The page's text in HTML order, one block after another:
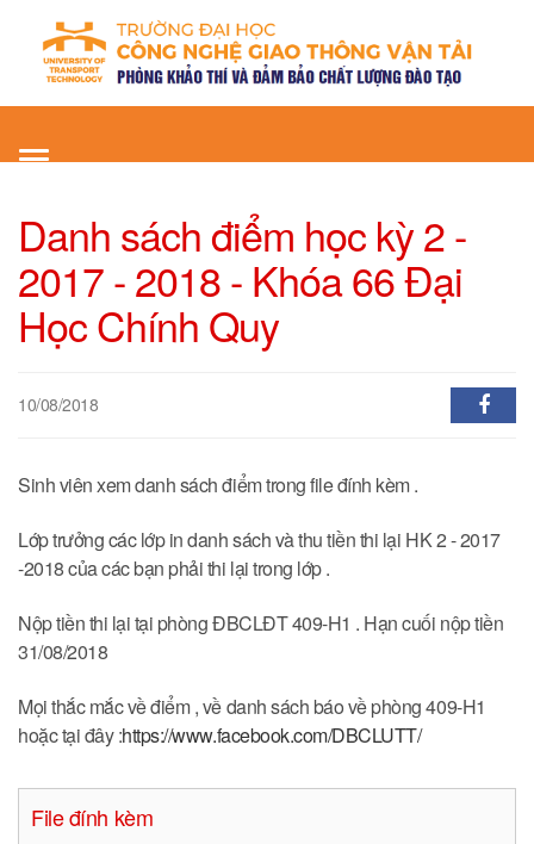
Toggle
Danh sách điểm học kỳ 2 -
2017 - 2018 - Khóa 66 Đại
Học Chính Quy
10/08/2018
Sinh viên xem danh sách điểm trong file đính kèm .
Lớp trưởng các lớp in danh sách và thu tiền thi lại HK 2 - 2017
-2018 của các bạn phải thi lại trong lớp .
Nộp tiền thi lại tại phòng ĐBCLĐT 409-H1 . Hạn cuối nộp tiền
31/08/2018
Mọi thắc mắc về điểm , về danh sách báo về phòng 409-H1
hoặc tại đây :https://www.facebook.com/DBCLUTT/
File đính kèm